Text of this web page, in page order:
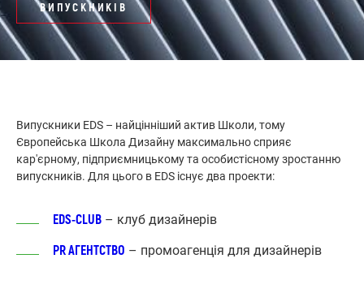
ВИПУСКНИКІВ
Випускники EDS – найцінніший актив Школи, тому
Європейська Школа Дизайну максимально сприяє
кар'єрному, підприємницькому та особистісному зростанню
випускників. Для цього в EDS існує два проекти:
ЕDS-CLUB – клуб дизайнерів
PR АГЕНТСТВО – промоагенція для дизайнерів